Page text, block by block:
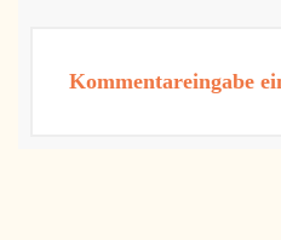
Kommentareingabe